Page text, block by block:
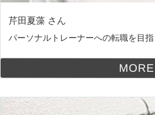
芹田夏藻 さん
パーソナルトレーナーへの転職を目指
MORE